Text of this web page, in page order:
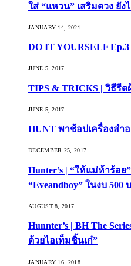
ใส่ “แหวน” เสริมดวง ยัง
JANUARY 14, 2021
DO IT YOURSELF
JUNE 5, 2017
TIPS & TRICKS | วิธีรี
JUNE 5, 2017
HUNT พาช้อปเครื่องสำ
DECEMBER 25, 2017
Hunter’s | “ให้แม่ห้าร้อ
“Eveandboy” ในงบ 500
AUGUST 8, 2017
Hunnter’s | BH The
ด้วยไอเท็มชิ้นเก๋”
JANUARY 16, 2018